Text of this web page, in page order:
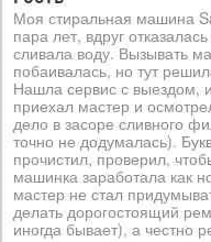
Моя стиральная машина
пара лет, вдруг
сливала воду. Вызывать
побаивалась, но тут
Нашла сервис с выездом,
приехал мастер и
дело в засоре сливного
точно не додумалась).
прочистил, проверил,
машинка заработала как
мастер не стал
делать дорогостоящий
иногда бывает), а честно